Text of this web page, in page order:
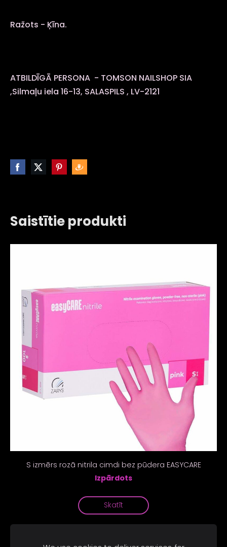
Ražots - Ķīna.
ATBILDĪGĀ PERSONA - TOMSON NAILSHOP SIA
,Silmaļu iela 16-13, SALASPILS , LV-2121
Saistītie produkti
S izmērs rozā nitrila cimdi bez pūdera EASYCARE
Izpārdots
Skatīt